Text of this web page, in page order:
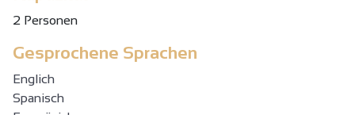
2 Personen
Gesprochene Sprachen
Englich
Spanisch